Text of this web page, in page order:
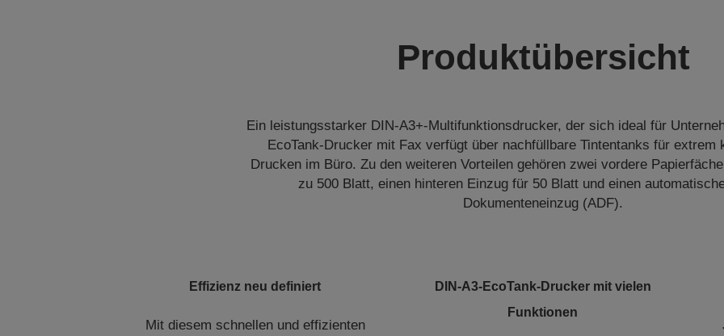
Produktübersicht
Ein leistungsstarker DIN-A3+-Multifunktionsdrucker, der sich ideal für
EcoTank-Drucker mit Fax verfügt über nachfüllbare Tintentanks für extrem
Drucken im Büro. Zu den weiteren Vorteilen gehören zwei vordere
zu 500 Blatt, einen hinteren Einzug für 50 Blatt und einen
Dokumenteneinzug (ADF).
Effizienz neu definiert
Mit diesem schnellen und effizienten
DIN-A3-EcoTank-Drucker mit vielen
Funktionen